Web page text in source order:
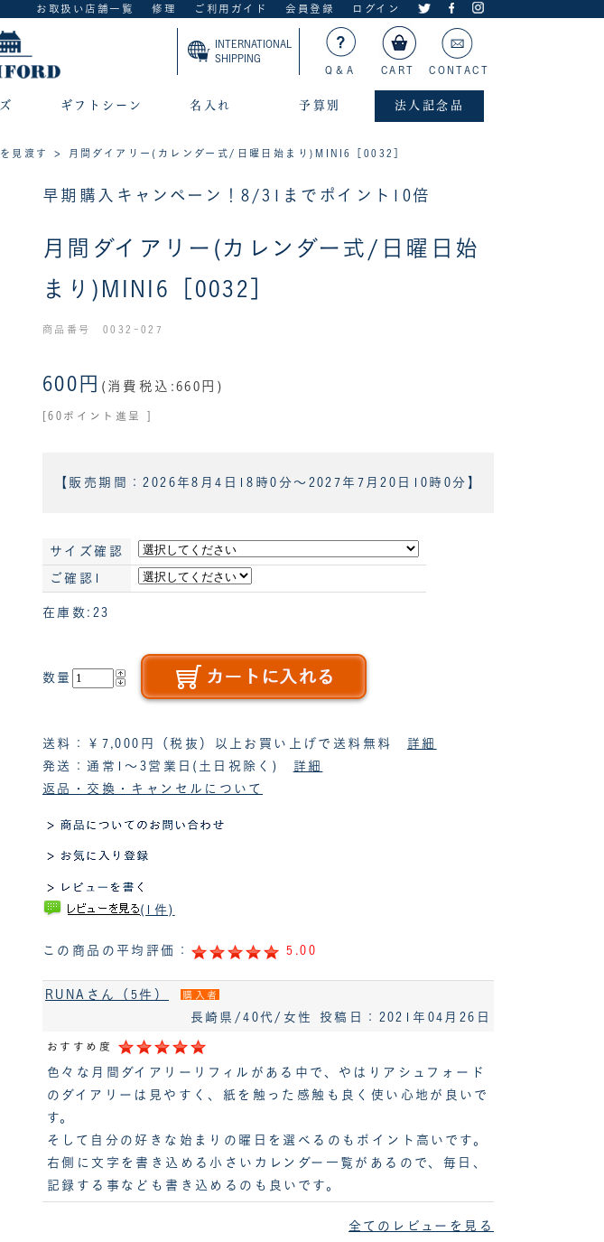
お取扱い店舗一覧 修理 ご利用ガイド 会員登録 ログイン
INTERNATIONAL
SHIPPING
Q＆A
CART CONTACT
ギフトシーン 名入れ 予算別 法人記念品
見渡す > 月間ダイアリー(カレンダー式/日曜日始まり)MINI6［0032］
早期購入キャンペーン！8/31までポイント10倍
月間ダイアリー(カレンダー式/日曜日始
まり)MINI6［0032］
商品番号 0032-027
600円 (消費税込:660円)
[60ポイント進呈 ]
【販売期間：2026年8月4日18時0分 ～ 2027年7月20日10時0分 】
サイズ確認
ご確認1
在庫数:23
数量
返品・交換・キャンセルについて
送料：￥7,000円（税抜）以上お買い上げで送料無料 詳細
発送：通常1～3営業日(土日祝除く) 詳細
(1件)
この商品の平均評価： 5.00
RUNAさん（5件） 購入者
長崎県/40代/女性 投稿日：2021年04月26日
おすすめ度
色々な月間ダイアリーリフィルがある中で、やはりアシュフォード
のダイアリーは見やすく、紙を触った感触も良く使い心地が良いで
す。
そして自分の好きな始まりの曜日を選べるのもポイント高いです。
右側に文字を書き込める小さいカレンダー一覧があるので、毎日、
記録する事なども書き込めるのも良いです。
全てのレビューを見る